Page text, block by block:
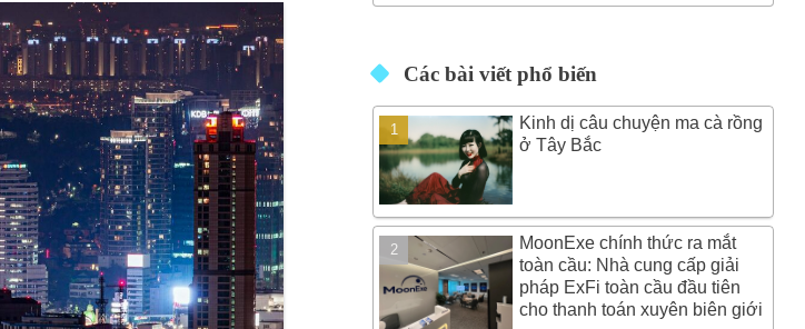
Các bài viết phổ biến
Kinh dị câu chuyện ma cà rồng
ở Tây Bắc
MoonExe chính thức ra mắt
toàn cầu: Nhà cung cấp giải
pháp ExFi toàn cầu đầu tiên
cho thanh toán xuyên biên giới